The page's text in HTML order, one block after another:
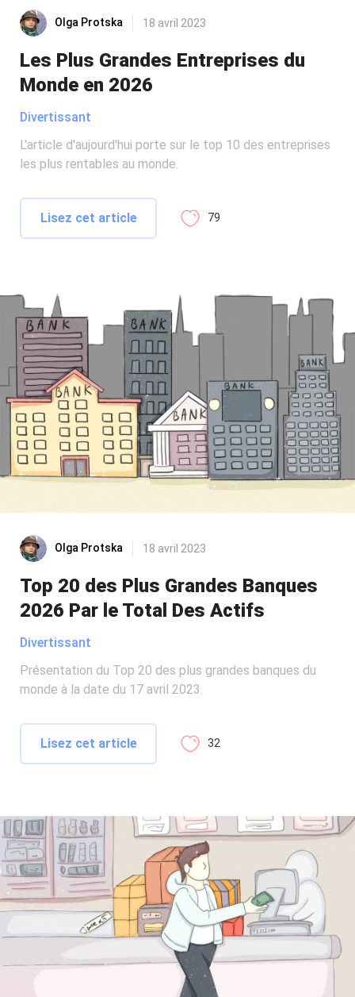
Olga Protska 18 avril 2023
Les Plus Grandes Entreprises du
Monde en 2026
Divertissant
L'article d'aujourd'hui porte sur le top 10 des entreprises
les plus rentables au monde.
Lisez cet article 79
Olga Protska 18 avril 2023
Top 20 des Plus Grandes Banques
2026 Par le Total Des Actifs
Divertissant
Présentation du Top 20 des plus grandes banques du
monde à la date du 17 avril 2023.
Lisez cet article 32